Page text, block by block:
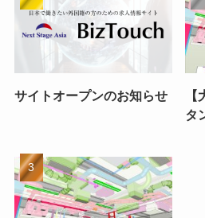
サイトオープンのお知らせ
タ